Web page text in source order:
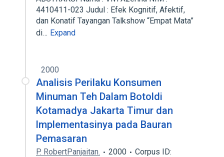
4410411-023 Judul : Efek Kognitif, Afektif,
dan Konatif Tayangan Talkshow “Empat Mata”
di… Expand
2000
Analisis Perilaku Konsumen
Minuman Teh Dalam Botoldi
Kotamadya Jakarta Timur dan
lmplementasinya pada Bauran
Pemasaran
P. RobertPanjaitan. 2000
Corpus ID: